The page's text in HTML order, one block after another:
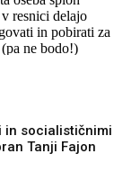
in socialističnimi
Tanji Fajon